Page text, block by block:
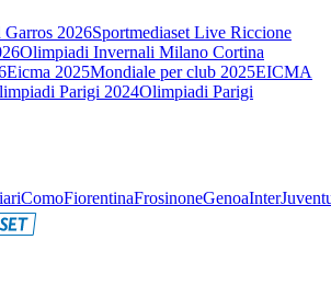
Garros 2026Sportmediaset Live Riccione
Olimpiadi Invernali Milano Cortina
Eicma 2025Mondiale per club 2025EICMA
Parigi 2024Olimpiadi Parigi
ComoFiorentinaFrosinoneGenoaInter